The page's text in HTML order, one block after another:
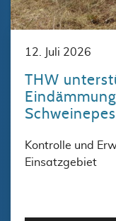
12. Juli 2026
THW
Kontrolle und
Einsatzgebiet